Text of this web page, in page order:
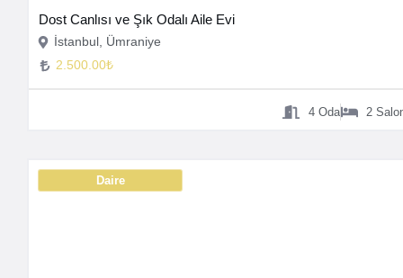
Dost Canlısı ve Şık Odalı Aile Evi
İstanbul, Ümraniye
2.500.00₺
4Oda 2
Daire